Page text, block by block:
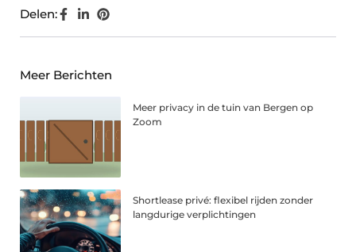
Delen:
Meer Berichten
Meer privacy in de tuin van Bergen op
Zoom
Shortlease privé: flexibel rijden zonder
langdurige verplichtingen